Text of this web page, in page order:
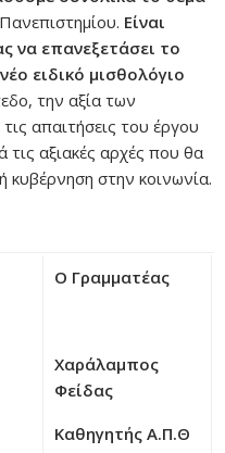
Είναι
να επανεξετάσει το
ειδικό μισθολόγιο
την αξία των
απαιτήσεις του έργου
τις αξιακές αρχές που θα
κυβέρνηση στην κοινωνία.
Ο Γραμματέας
Χαράλαμπος
Φείδας
Καθηγητής Α.Π.Θ